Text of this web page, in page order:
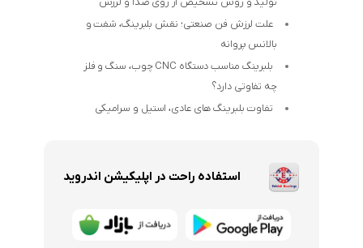
علت لرزش فن صنعتی؛ نقش بلبرینگ، شفت و
بالانس پروانه
بلبرینگ مناسب دستگاه CNC چوب، سنگ و فلز
چه تفاوتی دارد؟
تفاوت بلبرینگ های عادی، استیل و سرامیکی
استفاده راحت در اپلیکیشن اندروید